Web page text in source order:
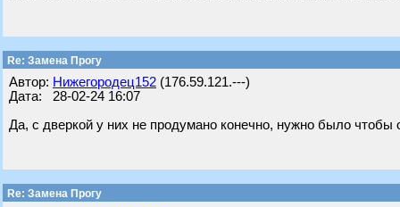
Re: Замена Прогу
Автор: Нижегородец152 (176.59.121.---)
Дата: 28-02-24 16:07
Да, с дверкой у них не продумано конечно, нужно было чтобы
Re: Замена Прогу